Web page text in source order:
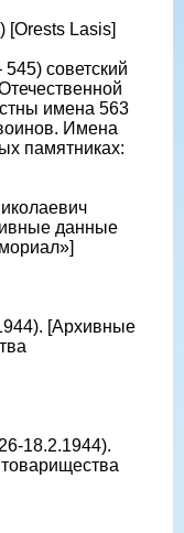
[Orests Lasis]
советский
имена 563
Имена
памятниках:
данные
[Архивные
18.2.1944).